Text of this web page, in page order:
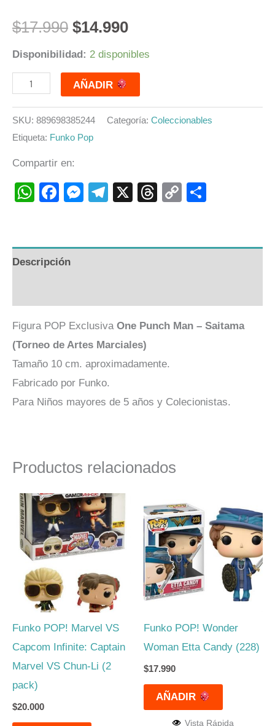
$17.990 $14.990
Disponibilidad: 2 disponibles
AÑADIR
SKU: 889698385244 Categoría: Coleccionables
Etiqueta: Funko Pop
Compartir en:
WhatsApp
Facebook
Messenger
Telegram
X Threads
Copy
Descripción
Figura POP Exclusiva One Punch Man – Saitama
(Torneo de Artes Marciales)
Tamaño 10 cm. aproximadamente.
Fabricado por Funko.
Para Niños mayores de 5 años y Colecionistas.
Productos relacionados
Funko POP! Marvel VS
Capcom Infinite: Captain
Marvel VS Chun-Li (2
pack)
$20.000
Funko POP! Wonder
Woman Etta Candy (228)
$17.990
AÑADIR
Vista Rápida